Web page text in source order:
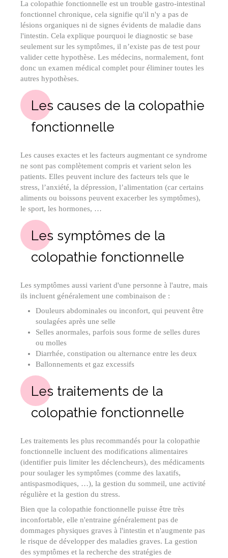
La colopathie fonctionnelle est un trouble gastro-intestinal
fonctionnel chronique, cela signifie qu'il n'y a pas de
lésions organiques ni de signes évidents de maladie dans
l'intestin. Cela explique pourquoi le diagnostic se base
seulement sur les symptômes, il n’existe pas de test pour
valider cette hypothèse. Les médecins, normalement, font
donc un examen médical complet pour éliminer toutes les
autres hypothèses.
Les causes de la colopathie
fonctionnelle
Les causes exactes et les facteurs augmentant ce syndrome
ne sont pas complètement compris et varient selon les
patients. Elles peuvent inclure des facteurs tels que le
stress, l’anxiété, la dépression, l’alimentation (car certains
aliments ou boissons peuvent exacerber les symptômes),
le sport, les hormones, …
Les symptômes de la
colopathie fonctionnelle
Les symptômes aussi varient d'une personne à l'autre, mais
ils incluent généralement une combinaison de :
Douleurs abdominales ou inconfort, qui peuvent être
soulagées après une selle
Selles anormales, parfois sous forme de selles dures
ou molles
Diarrhée, constipation ou alternance entre les deux
Ballonnements et gaz excessifs
Les traitements de la
colopathie fonctionnelle
Les traitements les plus recommandés pour la colopathie
fonctionnelle incluent des modifications alimentaires
(identifier puis limiter les déclencheurs), des médicaments
pour soulager les symptômes (comme des laxatifs,
antispasmodiques, …), la gestion du sommeil, une activité
régulière et la gestion du stress.
Bien que la colopathie fonctionnelle puisse être très
inconfortable, elle n'entraine généralement pas de
dommages physiques graves à l'intestin et n'augmente pas
le risque de développer des maladies graves. La gestion
des symptômes et la recherche des stratégies de